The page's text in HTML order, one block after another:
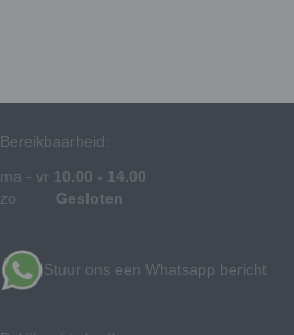
Bereikbaarheid:
ma - vr 10.00 - 14.00
zo Gesloten
Stuur ons een Whatsapp bericht